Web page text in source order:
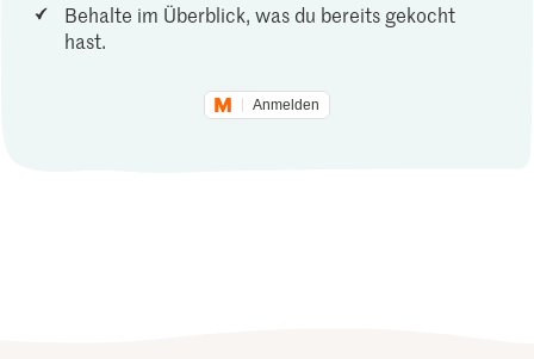
Behalte im Überblick, was du bereits gekocht
hast.
Anmelden